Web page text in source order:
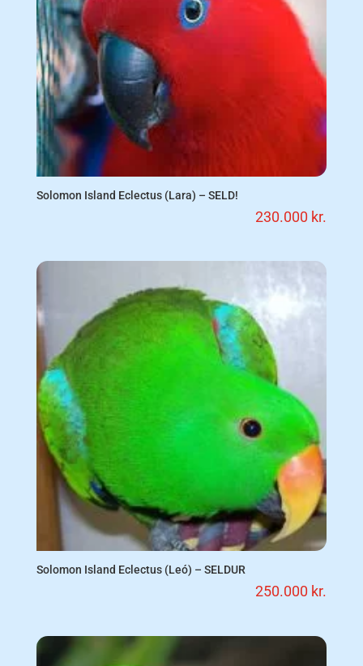
Solomon Island Eclectus (Lara) – SELD!
230.000 kr.
Solomon Island Eclectus (Leó) – SELDUR
250.000 kr.